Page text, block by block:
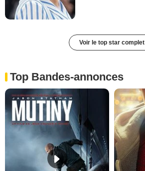
Voir le top star complet
Top Bandes-annonces